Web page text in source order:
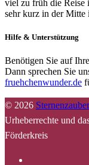
viel zu früh die Reise
sehr kurz in der Mitte
Hilfe & Unterstützung
Benötigen Sie auf
Dann sprechen Sie
fruehchenwunder.de
© 2026
Urheberrechte und
Förderkreis